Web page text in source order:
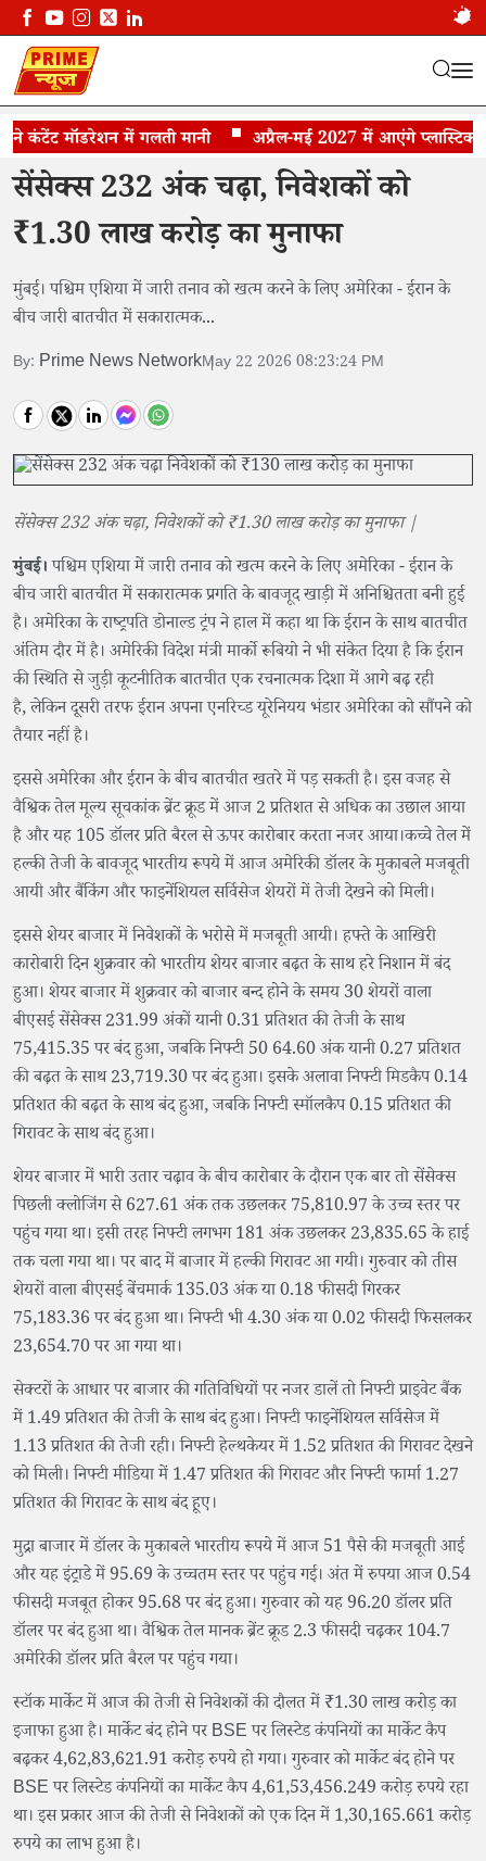
मॉडरेशन में गलती मानी अप्रैल-मई 2027 में आएंगे प्लास्टिक के
सेंसेक्स 232 अंक चढ़ा...
सेंसेक्स 232 अंक चढ़ा, निवेशकों को
₹1.30 लाख करोड़ का मुनाफा
मुंबई। पश्चिम एशिया में जारी तनाव को खत्म करने के लिए अमेरिका - ईरान के
बीच जारी बातचीत में सकारात्मक...
By: Prime News NetworkMay 22 2026 08:23:24 PM
सेंसेक्स 232 अंक चढ़ा, निवेशकों को ₹1.30 लाख करोड़ का मुनाफा |
मुंबई।पश्चिम एशिया में जारी तनाव को खत्म करने के लिए अमेरिका - ईरान के
बीच जारी बातचीत में सकारात्मक प्रगति के बावजूद खाड़ी में अनिश्चितता बनी हुई
है। अमेरिका के राष्ट्रपति डोनाल्ड ट्रंप ने हाल में कहा था कि ईरान के साथ बातचीत
अंतिम दौर में है। अमेरिकी विदेश मंत्री मार्को रूबियो ने भी संकेत दिया है कि ईरान
की स्थिति से जुड़ी कूटनीतिक बातचीत एक रचनात्मक दिशा में आगे बढ़ रही
है, लेकिन दूसरी तरफ ईरान अपना एनरिच्ड यूरेनियय भंडार अमेरिका को सौंपने को
तैयार नहीं है।
इससे अमेरिका और ईरान के बीच बातचीत खतरे में पड़ सकती है। इस वजह से
वैश्विक तेल मूल्य सूचकांक ब्रेंट क्रूड में आज 2 प्रतिशत से अधिक का उछाल आया
है और यह 105 डॉलर प्रति बैरल से ऊपर कारोबार करता नजर आया।कच्चे तेल में
हल्की तेजी के बावजूद भारतीय रूपये में आज अमेरिकी डॉलर के मुकाबले मजबूती
आयी और बैंकिंग और फाइनेंशियल सर्विसेज शेयरों में तेजी देखने को मिली।
इससे शेयर बाजार में निवेशकों के भरोसे में मजबूती आयी। हफ्ते के आखिरी
कारोबारी दिन शुक्रवार को भारतीय शेयर बाजार बढ़त के साथ हरे निशान में बंद
हुआ। शेयर बाजार में शुक्रवार को बाजार बन्द होने के समय 30 शेयरों वाला
बीएसई सेंसेक्स 231.99 अंकों यानी 0.31 प्रतिशत की तेजी के साथ
75,415.35 पर बंद हुआ, जबकि निफ्टी 50 64.60 अंक यानी 0.27 प्रतिशत
की बढ़त के साथ 23,719.30 पर बंद हुआ। इसके अलावा निफ्टी मिडकैप 0.14
प्रतिशत की बढ़त के साथ बंद हुआ, जबकि निफ्टी स्मॉलकैप 0.15 प्रतिशत की
गिरावट के साथ बंद हुआ।
शेयर बाजार में भारी उतार चढ़ाव के बीच कारोबार के दौरान एक बार तो सेंसेक्स
पिछली क्लोजिंग से 627.61 अंक तक उछलकर 75,810.97 के उच्च स्तर पर
पहुंच गया था। इसी तरह निफ्टी लगभग 181 अंक उछलकर 23,835.65 के हाई
तक चला गया था। पर बाद में बाजार में हल्की गिरावट आ गयी। गुरुवार को तीस
शेयरों वाला बीएसई बेंचमार्क 135.03 अंक या 0.18 फीसदी गिरकर
75,183.36 पर बंद हुआ था। निफ्टी भी 4.30 अंक या 0.02 फीसदी फिसलकर
23,654.70 पर आ गया था।
सेक्टरों के आधार पर बाजार की गतिविधियों पर नजर डालें तो निफ्टी प्राइवेट बैंक
में 1.49 प्रतिशत की तेजी के साथ बंद हुआ। निफ्टी फाइनेंशियल सर्विसेज में
1.13 प्रतिशत की तेजी रही। निफ्टी हेल्थकेयर में 1.52 प्रतिशत की गिरावट देखने
को मिली। निफ्टी मीडिया में 1.47 प्रतिशत की गिरावट और निफ्टी फार्मा 1.27
प्रतिशत की गिरावट के साथ बंद हूए।
मुद्रा बाजार में डॉलर के मुकाबले भारतीय रूपये में आज 51 पैसे की मजबूती आई
और यह इंट्राडे में 95.69 के उच्चतम स्तर पर पहुंच गई। अंत में रुपया आज 0.54
फीसदी मजबूत होकर 95.68 पर बंद हुआ। गुरुवार को यह 96.20 डॉलर प्रति
डॉलर पर बंद हुआ था। वैश्विक तेल मानक ब्रेंट क्रूड 2.3 फीसदी चढ़कर 104.7
अमेरिकी डॉलर प्रति बैरल पर पहुंच गया।
स्टॉक मार्केट में आज की तेजी से निवेशकों की दौलत में ₹1.30 लाख करोड़ का
इजाफा हुआ है। मार्केट बंद होने पर BSE पर लिस्टेड कंपनियों का मार्केट कैप
बढ़कर 4,62,83,621.91 करोड़ रुपये हो गया। गुरुवार को मार्केट बंद होने पर
BSE पर लिस्टेड कंपनियों का मार्केट कैप 4,61,53,456.249 करोड़ रुपये रहा
था। इस प्रकार आज की तेजी से निवेशकों को एक दिन में 1,30,165.661 करोड़
रुपये का लाभ हुआ है।